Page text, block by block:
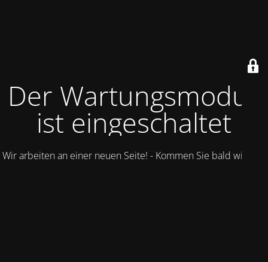
Der Wartungsmodus
ist eingeschaltet
Wir arbeiten an einer neuen Seite! - Kommen Sie bald wieder.